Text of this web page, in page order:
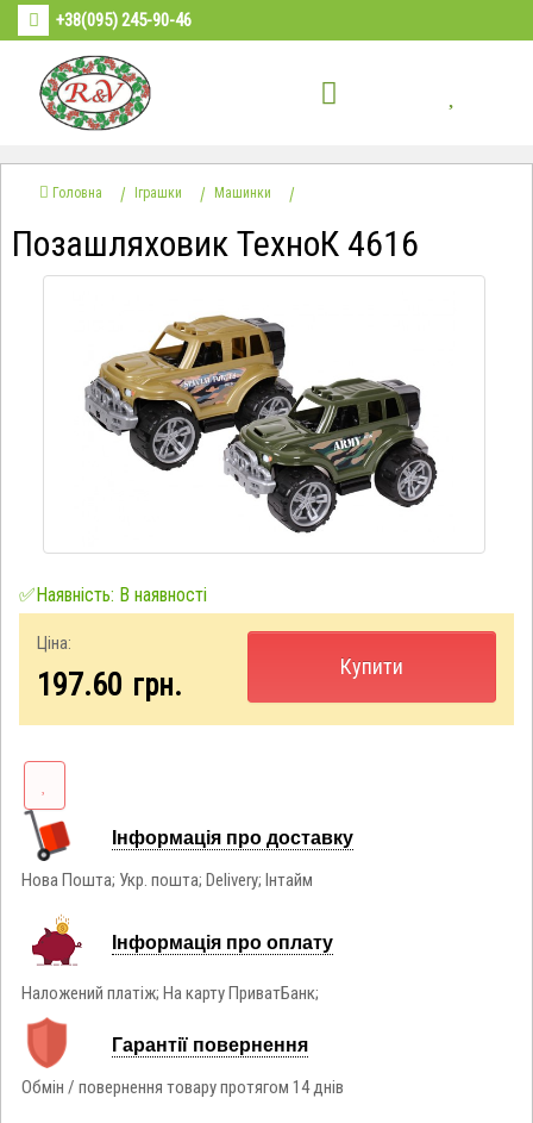
+38(095) 245-90-46
Головна Іграшки Машинки
Позашляховик ТехноК 4616
✅Наявність: В наявності
Ціна:
197.60 грн.
Купити
Інформація про доставку
Нова Пошта; Укр. пошта; Delivery; Інтайм
Інформація про оплату
Наложений платіж; На карту ПриватБанк;
Гарантії повернення
Обмін / повернення товару протягом 14 днів